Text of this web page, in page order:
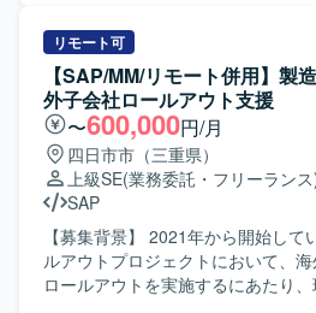
まで、幅広い領域を一貫して経験で
SD／MM／PP／COなど複数モジ
務プロセス理解と技術スキルの双方
す。また、運用・開発・PMO業務
キャリアの選択肢を広げる経験を積
【開発環境】 SAP ECC6.0を中心と
る開発およびJP1を用いたジョブ管
品を活用しながら、月次書類作成や
ていただきます。
の整理や関係者との調整を行いな
プロジェクトを推進していただきます。 【求める
関係者と円滑にコミュニケーション
に上流工程をリードできる方を求めており
ョンの魅力】 食品メーカー向けの
クトにおいて、SD/MMおよびマス
ドする経験を積むことができます。 【開発環境】 SAPを中
心としたERP環境での導入プロジェ
リモート可
【SAP/MM/リモート併用】製
外子会社ロールアウト支援
〜600,000円/月
四日市市（三重県）
上級SE(業務委託・フリーラン
SAP
【募集背景】 2021年から開始して
ルアウトプロジェクトにおいて、
ロールアウトを実施するにあたり